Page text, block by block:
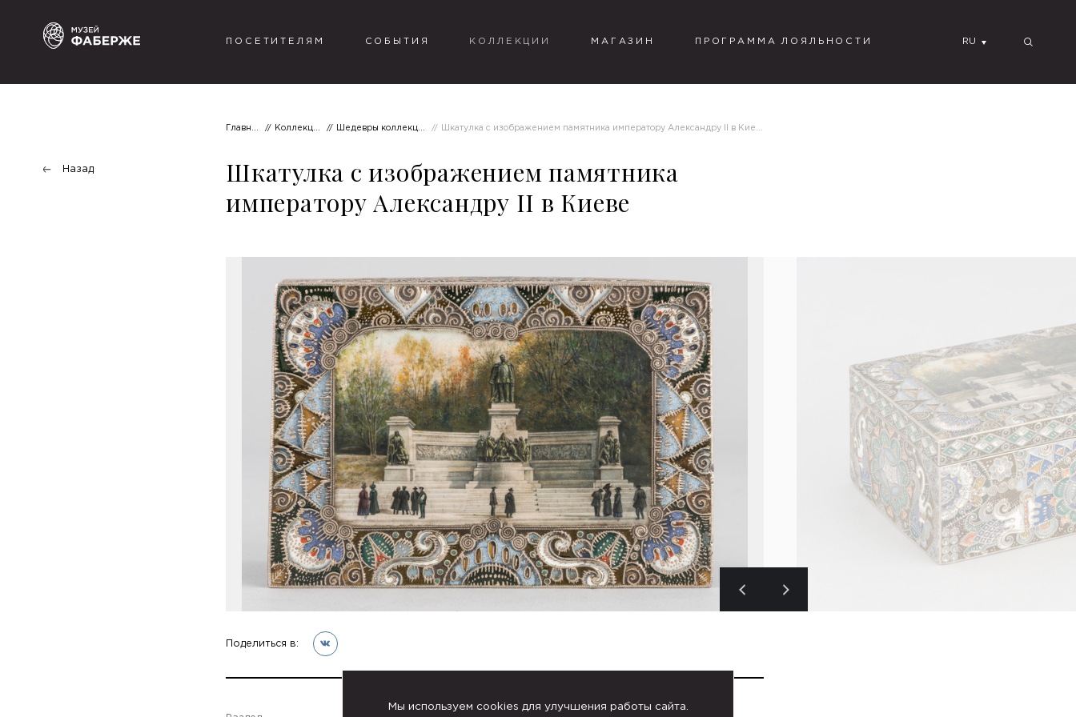
ПОСЕТИТЕЛЯМ СОБЫТИЯ КОЛЛЕКЦИИ МАГАЗИН ПРОГРАММА ЛОЯЛЬНОСТИ RU
Назад
Коллекции Шедевры коллекции Шкатулка с изображением памятника императору Александру II в Киеве
Шкатулка с изображением памятника
императору Александру II в Киеве
Поделиться в:
Мы используем cookies для улучшения работы сайта.